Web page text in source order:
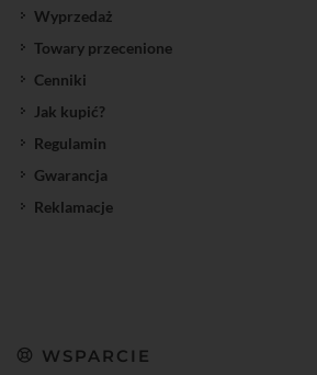
Wyprzedaż
Towary przecenione
Cenniki
Jak kupić?
Regulamin
Gwarancja
Reklamacje
WSPARCIE